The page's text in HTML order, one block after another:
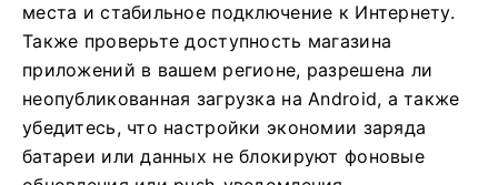
места и стабильное подключение к Интернету.
Также проверьте доступность магазина
приложений в вашем регионе, разрешена ли
неопубликованная загрузка на Android, а также
убедитесь, что настройки экономии заряда
батареи или данных не блокируют фоновые